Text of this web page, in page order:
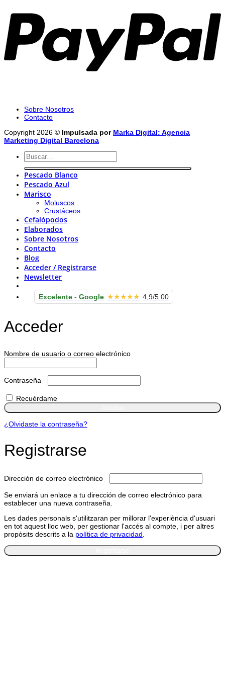
Sobre Nosotros
Contacto
Copyright 2026 © Impulsada por Marka Digital: Agencia
Marketing Digital Barcelona
Buscar
por:
Pescado Blanco
Pescado Azul
Marisco
Moluscos
Crustáceos
Cefalópodos
Elaborados
Sobre Nosotros
Contacto
Blog
Acceder / Registrarse
Newsletter
Excelente - Google ★★★★★ 4,9/5.00
Acceder
Nombre de usuario o correo electrónico
Contraseña Obligatorio
Recuérdame
¿Olvidaste la contraseña?
Registrarse
Dirección de correo electrónico
Se enviará un enlace a tu dirección de correo electrónico para
establecer una nueva contraseña.
Les dades personals s'utilitzaran per millorar l'experiència d'usuari
en tot aquest lloc web, per gestionar l'accés al compte, i per altres
propòsits descrits a la política de privacidad